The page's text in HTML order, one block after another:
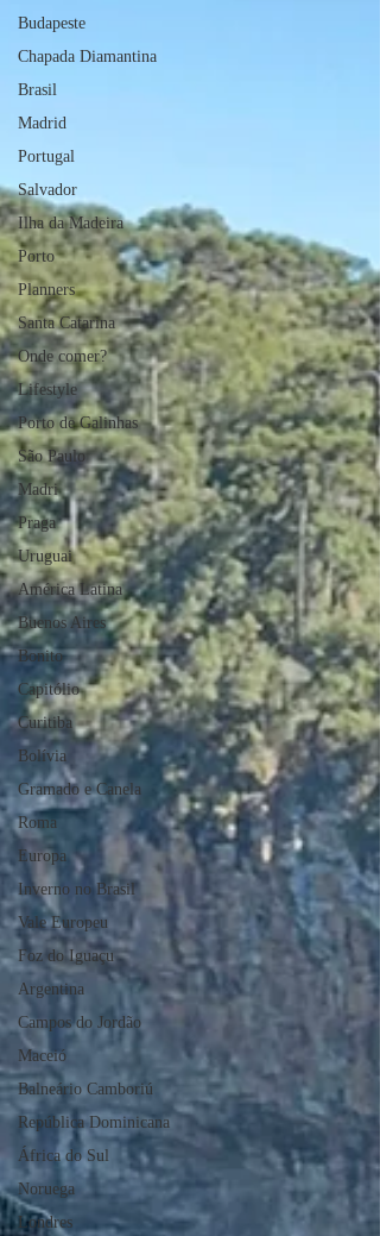
Budapeste
Chapada Diamantina
Brasil
Madrid
Portugal
Salvador
Ilha da Madeira
Porto
Planners
Santa Catarina
Onde comer?
Lifestyle
Porto de Galinhas
São Paulo
Madri
Praga
Uruguai
América Latina
Buenos Aires
Bonito
Capitólio
Curitiba
Bolívia
Gramado e Canela
Roma
Europa
Inverno no Brasil
Vale Europeu
Foz do Iguaçu
Argentina
Campos do Jordão
Maceió
Balneário Camboriú
República Dominicana
África do Sul
Noruega
Londres